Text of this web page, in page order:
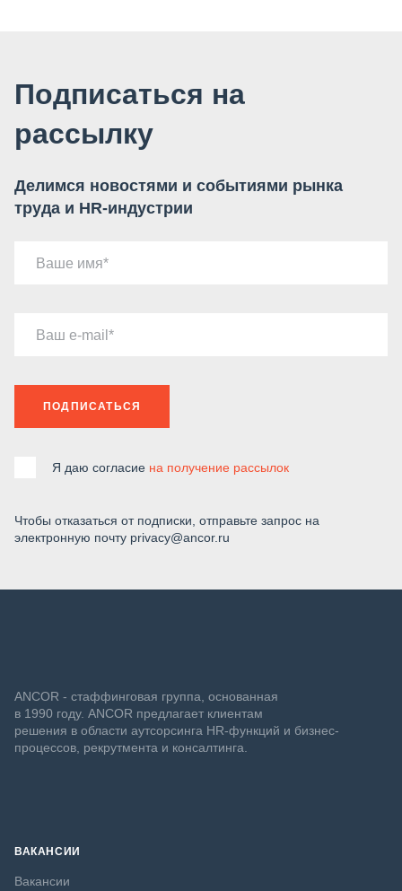
Подписаться на
рассылку
Делимся новостями и событиями рынка
труда и HR-индустрии
Ваше имя
Ваш e-mail
ПОДПИСАТЬСЯ
Я даю согласие на получение рассылок
Чтобы отказаться от подписки, отправьте запрос на
электронную почту privacy@ancor.ru
ANCOR - стаффинговая группа, основанная
в 1990 году. ANCOR предлагает клиентам
решения в области аутсорсинга HR-функций и бизнес-
процессов, рекрутмента и консалтинга.
ВАКАНСИИ
Вакансии